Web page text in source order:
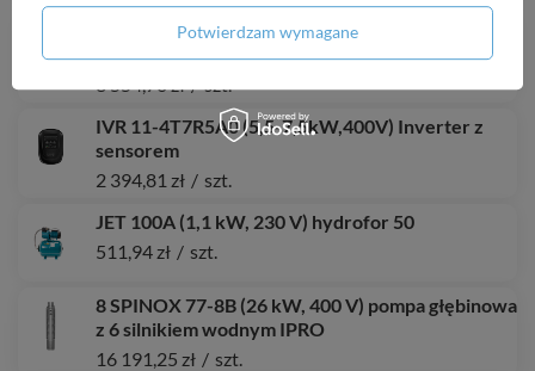
WE 5025-12L (1,5 kW, 400 V) pompa zatapialna +
stopa sprzęgająca
3 554,70 zł / szt.
IVR 11-4T7R5A0 (5,5-7,5kW,400V) Inverter z
sensorem
2 394,81 zł / szt.
JET 100A (1,1 kW, 230 V) hydrofor 50
511,94 zł / szt.
8 SPINOX 77-8B (26 kW, 400 V) pompa głębinowa
z 6 silnikiem wodnym IPRO
16 191,25 zł / szt.
Potwierdzam wymagane